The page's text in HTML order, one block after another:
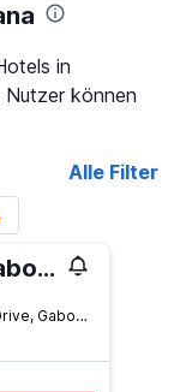
in
können
Alle Filter
Avani Gaborone Resort & Casino
4727 Chuma Drive, Gaborone, Botswana